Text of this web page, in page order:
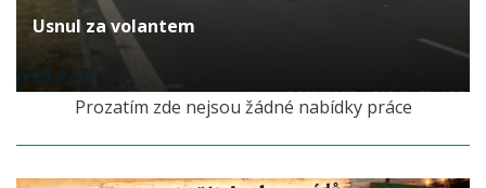
Usnul za volantem
před 8 lety
Prozatím zde nejsou žádné nabídky práce